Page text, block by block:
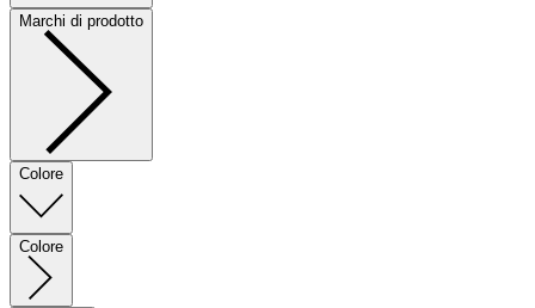
Marchi di prodotto
Colore
Colore